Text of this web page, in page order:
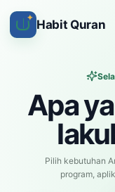
✦ Habit Quran
Apa
Pilih kebutuhan
program,